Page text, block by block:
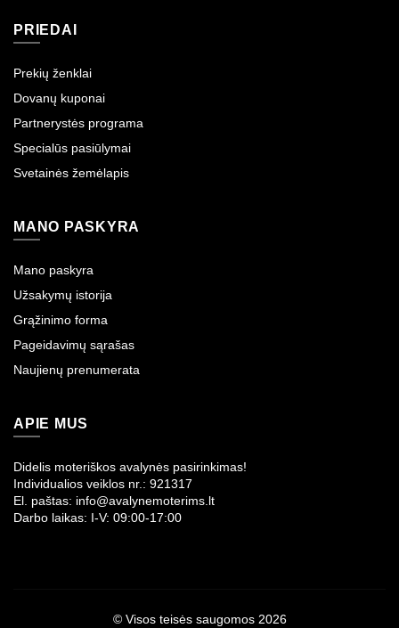
PRIEDAI
Prekių ženklai
Dovanų kuponai
Partnerystės programa
Specialūs pasiūlymai
Svetainės žemėlapis
MANO PASKYRA
Mano paskyra
Užsakymų istorija
Grąžinimo forma
Pageidavimų sąrašas
Naujienų prenumerata
APIE MUS
Didelis moteriškos avalynės pasirinkimas!
Individualios veiklos nr.: 921317
El. paštas: info@avalynemoterims.lt
Darbo laikas: I-V: 09:00-17:00
© Visos teisės saugomos 2026